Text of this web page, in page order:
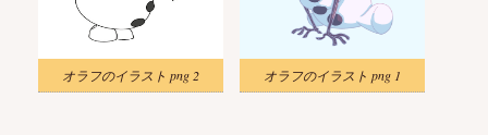
オラフのイラスト png 2 オラフのイラスト png 1